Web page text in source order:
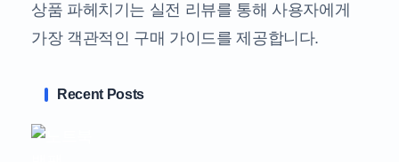
상품 파헤치기는 실전 리뷰를 통해 사용자에게
가장 객관적인 구매 가이드를 제공합니다.
Recent Posts